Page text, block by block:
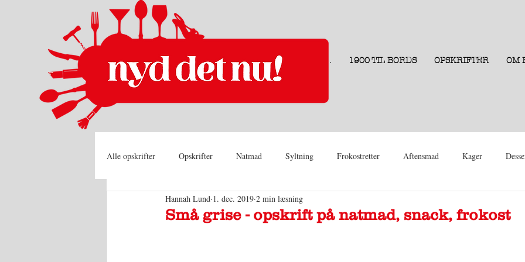
. 1900 TIL BORDS OPSKRIFTER OM
Alle opskrifter Opskrifter Natmad Syltning Frokostretter Aftensmad Kager
Små grise - opskrift på natmad, snack, frokost
Hannah Lund 1. dec. 2019 2 min læsning